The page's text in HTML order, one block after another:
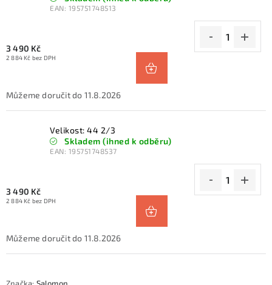
EAN: 195751748513
3 490 Kč
2 884 Kč bez DPH
11.8.2026
Velikost: 44 2/3
Skladem (ihned k odběru)
EAN: 195751748537
3 490 Kč
2 884 Kč bez DPH
11.8.2026